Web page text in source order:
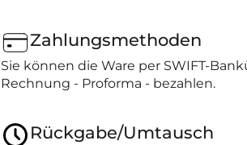
Zahlungsmethoden
Sie können die Ware per SWIFT-
Rechnung - Proforma - bezahlen.
Rückgabe/Umtausch